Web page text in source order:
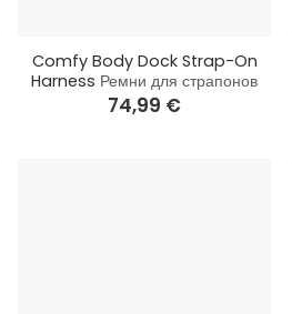
Comfy Body Dock Strap-On
Harness Ремни для страпонов
74,99 €